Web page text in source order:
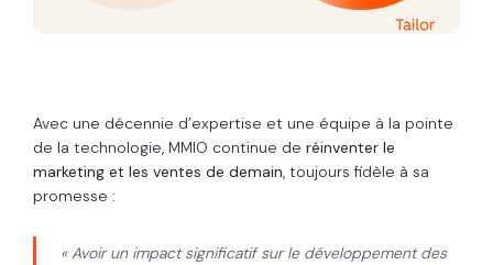
Avec une décennie d’expertise et une équipe à la pointe
de la technologie, MMIO continue de réinventer le
marketing et les ventes de demain, toujours fidèle à sa
promesse :
« Avoir un impact significatif sur le développement des